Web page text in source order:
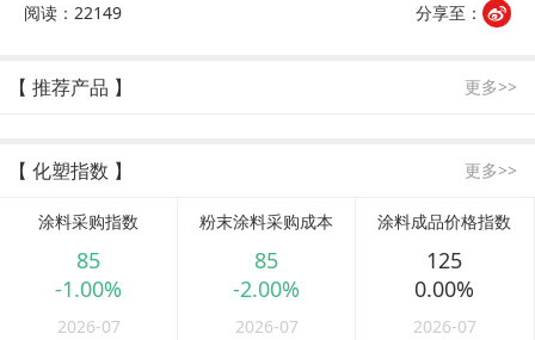
阅读：22149 分享至：
【 推荐产品 】 更多>>
【 化塑指数 】 更多>>
涂料采购指数
85
-1.00%
2026-07
粉末涂料采购成本
85
-2.00%
2026-07
涂料成品价格指数
125
0.00%
2026-07